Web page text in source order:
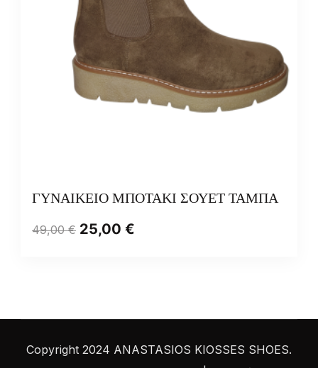
ΓΥΝΑΙΚΕΙΟ ΜΠΟΤΑΚΙ ΣΟΥΕΤ ΤΑΜΠΑ
49,00€ 25,00 €
Copyright 2024 ANASTASIOS KIOSSES SHOES.